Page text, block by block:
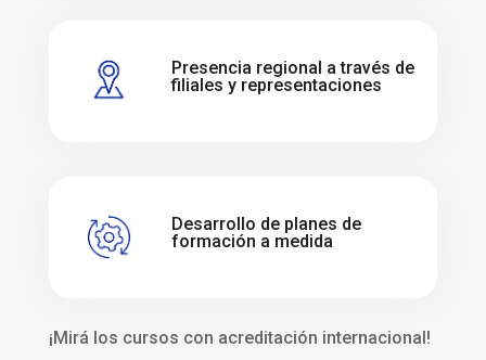
Presencia regional a través de
filiales y representaciones
Desarrollo de planes de
formación a medida
¡Mirá los cursos con acreditación internacional!